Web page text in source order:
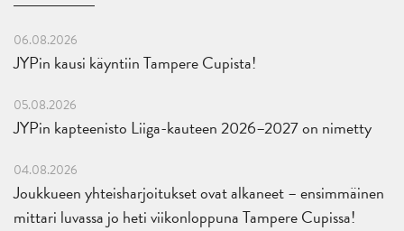
06.08.2026
JYPin kausi käyntiin Tampere Cupista!
05.08.2026
JYPin kapteenisto Liiga-kauteen 2026–2027 on nimetty
04.08.2026
Joukkueen yhteisharjoitukset ovat alkaneet – ensimmäinen
mittari luvassa jo heti viikonloppuna Tampere Cupissa!